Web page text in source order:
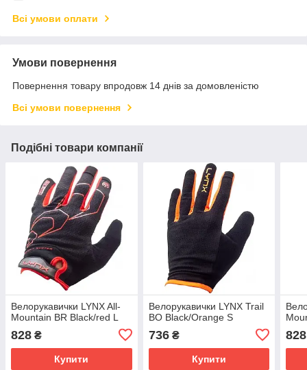
Всі умови оплати
Умови повернення
Повернення товару впродовж 14 днів за домовленістю
Всі умови повернення
Подібні товари компанії
Велорукавички LYNX All-
Mountain BR Black/red L
828 ₴
Купити
Велорукавички LYNX Trail
BO Black/Orange S
736₴
Купити
828